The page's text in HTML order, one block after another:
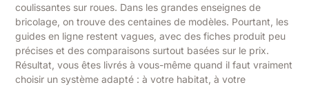
coulissantes sur roues. Dans les grandes enseignes de
bricolage, on trouve des centaines de modèles. Pourtant, les
guides en ligne restent vagues, avec des fiches produit peu
précises et des comparaisons surtout basées sur le prix.
Résultat, vous êtes livrés à vous-même quand il faut vraiment
choisir un système adapté : à votre habitat, à votre